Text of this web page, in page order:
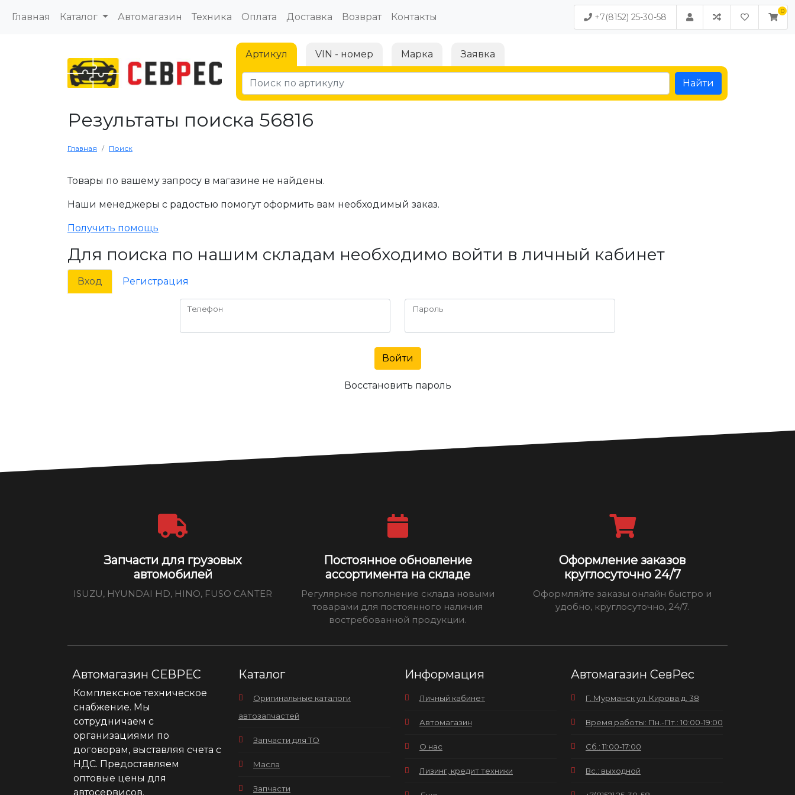
Главная Каталог Автомагазин Техника Оплата Доставка Возврат Контакты +7(8152) 25-30-58
Артикул VIN - номер Марка Заявка
Найти
Результаты поиска 56816
Главная Поиск
Товары по вашему запросу в магазине не найдены.
Наши менеджеры с радостью помогут оформить вам необходимый заказ.
Получить помощь
Для поиска по нашим складам необходимо войти в личный кабинет
Вход Регистрация
Телефон Пароль
Войти
Восстановить пароль
Запчасти для грузовых
автомобилей
ISUZU, HYUNDAI HD, HINO, FUSO CANTER
Постоянное обновление
ассортимента на складе
Регулярное пополнение склада новыми
товарами для постоянного наличия
востребованной продукции.
Оформление заказов
круглосуточно 24/7
Оформляйте заказы онлайн быстро и
удобно, круглосуточно, 24/7.
Автомагазин СЕВРЕС
Комплексное техническое
снабжение. Мы
сотрудничаем с
организациями по
договорам, выставляя счета с
НДС. Предоставляем
оптовые цены для
автосервисов.
Каталог
Оригинальные каталоги
автозапчастей
Запчасти для ТО
Масла
Запчасти
Информация
Личный кабинет
Автомагазин
О нас
Лизинг, кредит техники
Автомагазин СевРес
Г. Мурманск ул. Кирова д. 38
Время работы: Пн.-Пт.: 10:00-19:00
Сб.: 11:00-17:00
Вс.: выходной